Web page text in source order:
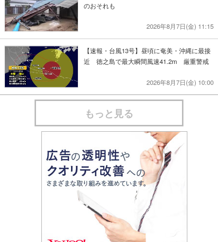
のおそれも
2026年8月7日(金) 11:15
【速報・台風13号】昼頃に奄美・沖縄に最接
近 徳之島で最大瞬間風速41.2m 厳重警戒
2026年8月7日(金) 10:00
もっと見る